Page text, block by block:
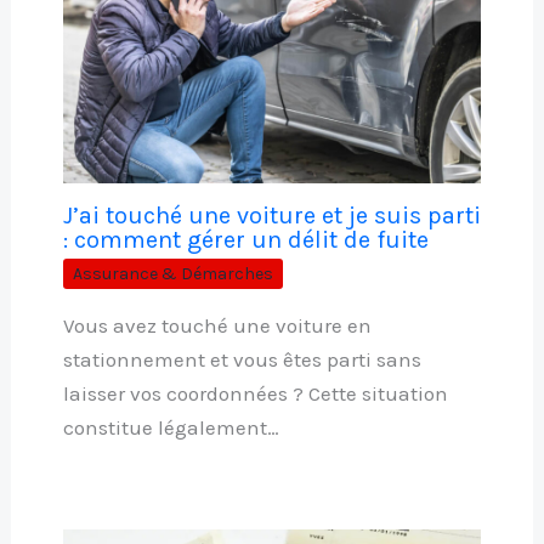
J’ai touché une voiture et je suis parti
: comment gérer un délit de fuite
Assurance & Démarches
Vous avez touché une voiture en
stationnement et vous êtes parti sans
laisser vos coordonnées ? Cette situation
constitue légalement…